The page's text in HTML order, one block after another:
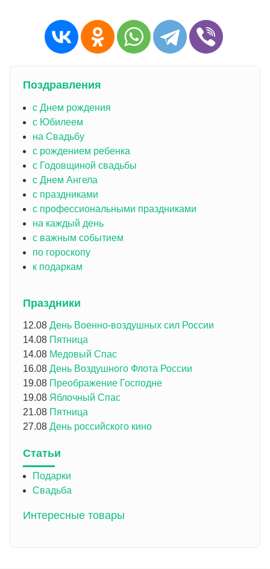
Поздравления
с Днем рождения
с Юбилеем
на Свадьбу
с рождением ребенка
с Годовщиной свадьбы
с Днем Ангела
с праздниками
с профессиональными праздниками
на каждый день
с важным событием
по гороскопу
к подаркам
Праздники
12.08 День Военно-воздушных сил России
14.08 Пятница
14.08 Медовый Спас
16.08 День Воздушного Флота России
19.08 Преображение Господне
19.08 Яблочный Спас
21.08 Пятница
27.08 День российского кино
Статьи
Подарки
Свадьба
Интересные товары